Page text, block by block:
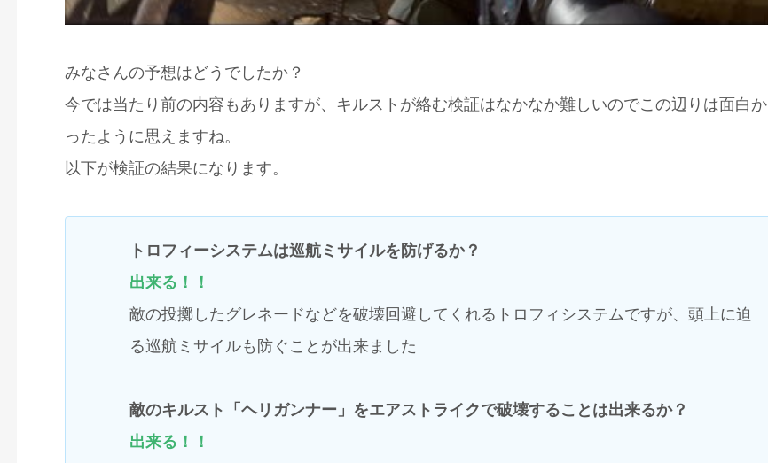
みなさんの予想はどうでしたか？
今では当たり前の内容もありますが、キルストが絡む検証はなかなか難しいのでこの辺りは面白か
ったように思えますね。
以下が検証の結果になります。
トロフィーシステムは巡航ミサイルを防げるか？
出来る！！
敵の投擲したグレネードなどを破壊回避してくれるトロフィシステムですが、頭上に迫
る巡航ミサイルも防ぐことが出来ました
敵のキルスト「ヘリガンナー」をエアストライクで破壊することは出来るか？
出来る！！